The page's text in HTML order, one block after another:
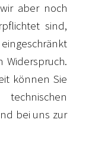
aber noch
sind,
Widerspruch.
können Sie
bei uns zur